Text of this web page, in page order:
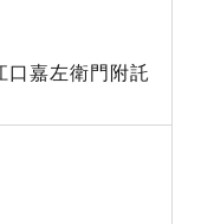
口嘉左衛門附託